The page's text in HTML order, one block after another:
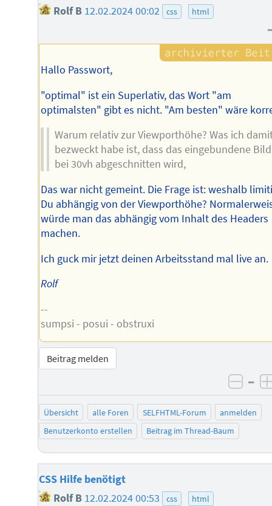
Rolf B 12.02.2024 00:02 css html
Hallo Passwort,
"optimal" ist ein Superlativ, das Wort "am
optimalsten" gibt es nicht. "Am besten" wäre
Warum relativ zur Viewporthöhe? Was ich
bezweckt habe ist, dass das eingebundene Bild
bei 30vh abgeschnitten wird,
Das war nicht gemeint. Die Frage ist: weshalb
Du abhängig von der Viewporthöhe?
würde man das abhängig vom Inhalt des Headers
machen.
Ich guck mir jetzt deinen Arbeitsstand mal live an.
Rolf
--
sumpsi - posui - obstruxi
Beitrag melden
–
Übersicht alle Foren SELFHTML-Forum
anmelden
Benutzerkonto erstellen
Beitrag im Thread-Baum
CSS Hilfe benötigt
Rolf B 12.02.2024 00:53 css html